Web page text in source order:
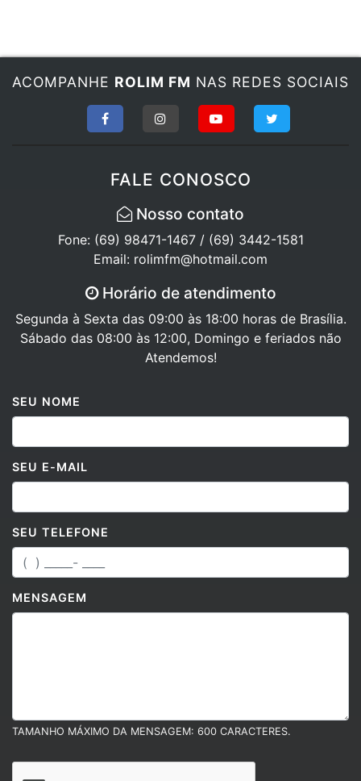
ACOMPANHE ROLIM FM NAS REDES SOCIAIS
FALE CONOSCO
Nosso contato
Fone: (69) 98471-1467 / (69) 3442-1581
Email: rolimfm@hotmail.com
Horário de atendimento
Segunda à Sexta das 09:00 às 18:00 horas de Brasília.
Sábado das 08:00 às 12:00, Domingo e feriados não
Atendemos!
SEU NOME
SEU E-MAIL
SEU TELEFONE
MENSAGEM
TAMANHO MÁXIMO DA MENSAGEM: 600 CARACTERES.